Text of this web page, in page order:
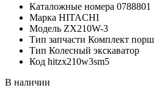
Каталожные номера 0788801
Марка HITACHI
Модель ZX210W-3
Тип запчасти Комплект
Тип Колесный экскаватор
Код hitzx210w3sm5
В наличии